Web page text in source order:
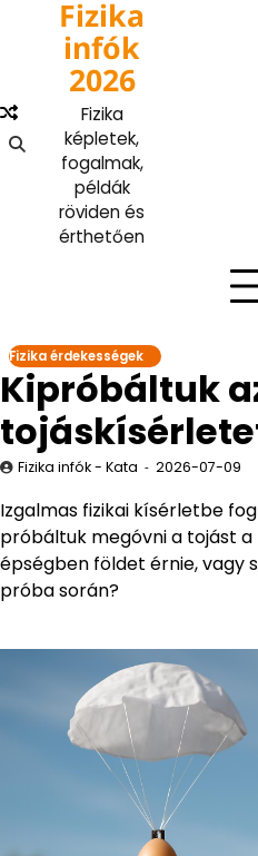
content
Fizika
infók
2026
Fizika
képletek,
fogalmak,
példák
röviden és
érthetően
Fizika érdekességek
Kipróbáltuk
Fizika infók - Kata 2026-07-09
Izgalmas fizikai kísérletbe
próbáltuk megóvni a tojást a
épségben földet érnie, vagy
próba során?